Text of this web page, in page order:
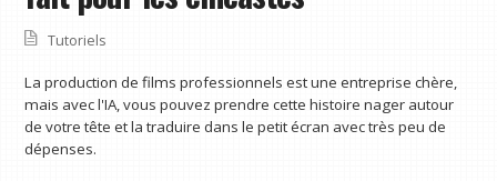
Tutoriels
La production de films professionnels est une entreprise chère,
mais avec l'IA, vous pouvez prendre cette histoire nager autour
de votre tête et la traduire dans le petit écran avec très peu de
dépenses.